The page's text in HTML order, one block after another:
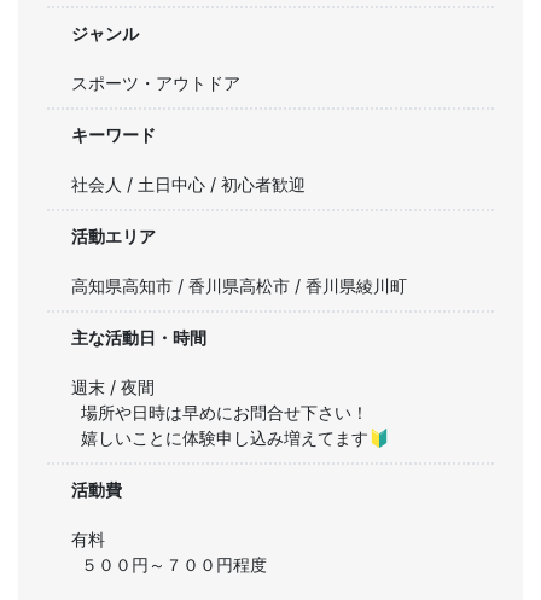
ジャンル
スポーツ・アウトドア
キーワード
社会人 / 土日中心 / 初心者歓迎
活動エリア
高知県高知市 / 香川県高松市 / 香川県綾川町
主な活動日・時間
週末 / 夜間
場所や日時は早めにお問合せ下さい！
嬉しいことに体験申し込み増えてます🔰
活動費
有料
５００円～７００円程度